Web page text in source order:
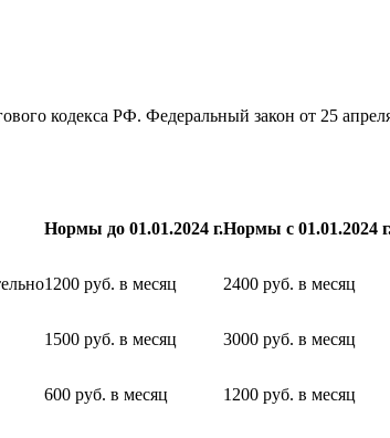
кодекса РФ. Федеральный закон от 25
Нормы до 01.01.2024 г.Нормы с 01.01.2024
1200 руб. в месяц 2400 руб. в месяц
1500 руб. в месяц 3000 руб. в месяц
600 руб. в месяц 1200 руб. в месяц